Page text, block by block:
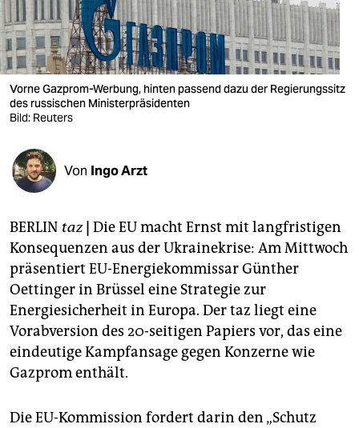
verlag
verlag
veranstaltungen
shop
fragen & hilfe
unterstützen
genossenschaft
epaper login
Vorne Gazprom-Werbung, hinten passend dazu der Regierungssitz
des russischen Ministerpräsidenten
Bild: Reuters
Von Ingo Arzt
BERLIN taz Die EU macht Ernst mit langfristigen
Konsequenzen aus der Ukrainekrise: Am Mittwoch
präsentiert EU-Energiekommissar Günther
Oettinger in Brüssel eine Strategie zur
Energiesicherheit in Europa. Der taz liegt eine
Vorabversion des 20-seitigen Papiers vor, das eine
eindeutige Kampfansage gegen Konzerne wie
Gazprom enthält.
Die EU-Kommission fordert darin den „Schutz